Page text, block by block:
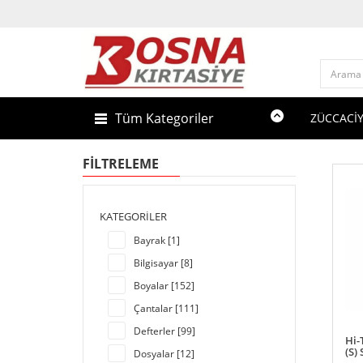
Tüm Kategoriler
FILTRELEME
KATEGORILER
Bayrak [1]
Bilgisayar [8]
Boyalar [152]
Çantalar [111]
Defterler [99]
Dosyalar [12]
Hi-
(S)